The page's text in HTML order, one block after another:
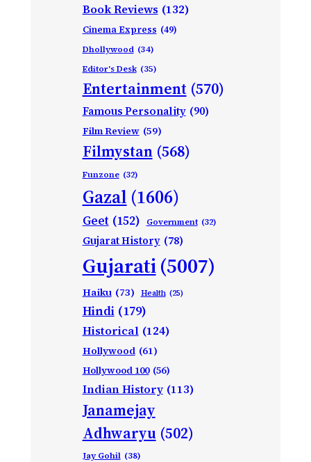
Book Reviews (132)
Cinema Express (49)
Dhollywood (34)
Editor's Desk (35)
Entertainment (570)
Famous Personality (90)
Film Review (59)
Filmystan (568)
Funzone (32)
Gazal (1606)
Geet (152) Government (32)
Gujarat History (78)
Gujarati(5007)
Haiku (73) Health (25)
Hindi (179)
Historical (124)
Hollywood (61)
Hollywood 100 (56)
Indian History (113)
Janamejay
Adhwaryu (502)
Jay Gohil (38)